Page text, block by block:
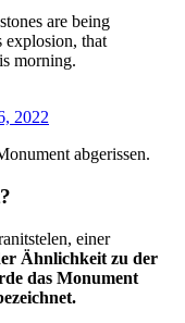
are being
explosion, that
morning.
2022
abgerissen.
einer
Ähnlichkeit zu der
das Monument